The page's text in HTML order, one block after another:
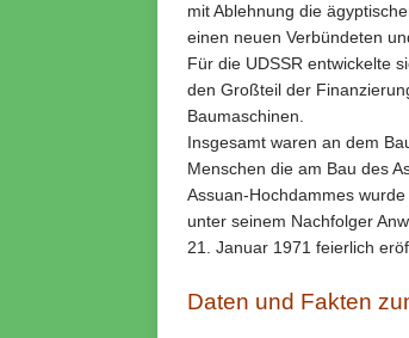
mit Ablehnung die
einen neuen Verbündeten
Für die UDSSR entwickelte
den Großteil der
Baumaschinen.
Insgesamt waren an dem
Menschen die am Bau des
Assuan-Hochdammes
unter seinem Nachfolger
21. Januar 1971 feierlich
Daten und Fakten